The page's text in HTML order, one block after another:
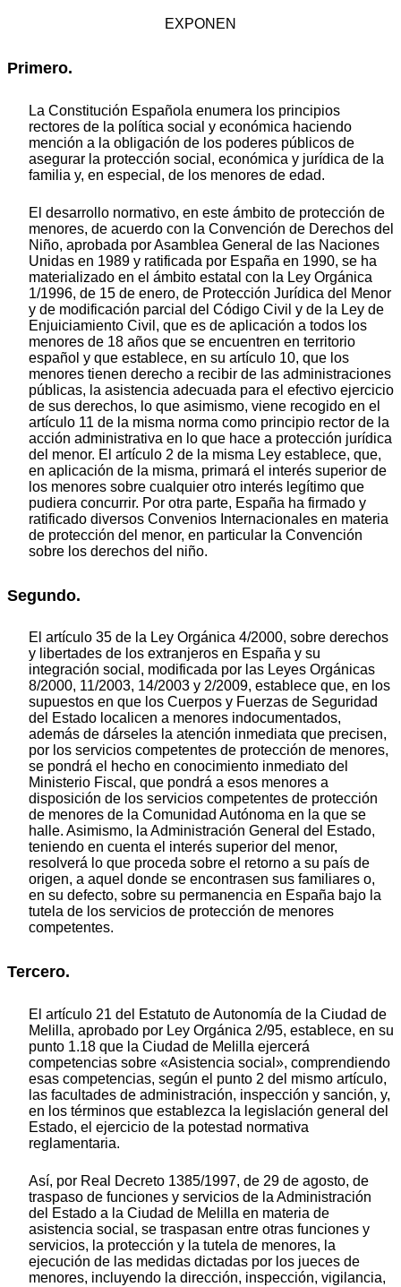
EXPONEN
Primero.
La Constitución Española enumera los principios
rectores de la política social y económica haciendo
mención a la obligación de los poderes públicos de
asegurar la protección social, económica y jurídica de la
familia y, en especial, de los menores de edad.
El desarrollo normativo, en este ámbito de protección de
menores, de acuerdo con la Convención de Derechos del
Niño, aprobada por Asamblea General de las Naciones
Unidas en 1989 y ratificada por España en 1990, se ha
materializado en el ámbito estatal con la Ley Orgánica
1/1996, de 15 de enero, de Protección Jurídica del Menor
y de modificación parcial del Código Civil y de la Ley de
Enjuiciamiento Civil, que es de aplicación a todos los
menores de 18 años que se encuentren en territorio
español y que establece, en su artículo 10, que los
menores tienen derecho a recibir de las administraciones
públicas, la asistencia adecuada para el efectivo ejercicio
de sus derechos, lo que asimismo, viene recogido en el
artículo 11 de la misma norma como principio rector de la
acción administrativa en lo que hace a protección jurídica
del menor. El artículo 2 de la misma Ley establece, que,
en aplicación de la misma, primará el interés superior de
los menores sobre cualquier otro interés legítimo que
pudiera concurrir. Por otra parte, España ha firmado y
ratificado diversos Convenios Internacionales en materia
de protección del menor, en particular la Convención
sobre los derechos del niño.
Segundo.
El artículo 35 de la Ley Orgánica 4/2000, sobre derechos
y libertades de los extranjeros en España y su
integración social, modificada por las Leyes Orgánicas
8/2000, 11/2003, 14/2003 y 2/2009, establece que, en los
supuestos en que los Cuerpos y Fuerzas de Seguridad
del Estado localicen a menores indocumentados,
además de dárseles la atención inmediata que precisen,
por los servicios competentes de protección de menores,
se pondrá el hecho en conocimiento inmediato del
Ministerio Fiscal, que pondrá a esos menores a
disposición de los servicios competentes de protección
de menores de la Comunidad Autónoma en la que se
halle. Asimismo, la Administración General del Estado,
teniendo en cuenta el interés superior del menor,
resolverá lo que proceda sobre el retorno a su país de
origen, a aquel donde se encontrasen sus familiares o,
en su defecto, sobre su permanencia en España bajo la
tutela de los servicios de protección de menores
competentes.
Tercero.
El artículo 21 del Estatuto de Autonomía de la Ciudad de
Melilla, aprobado por Ley Orgánica 2/95, establece, en su
punto 1.18 que la Ciudad de Melilla ejercerá
competencias sobre «Asistencia social», comprendiendo
esas competencias, según el punto 2 del mismo artículo,
las facultades de administración, inspección y sanción, y,
en los términos que establezca la legislación general del
Estado, el ejercicio de la potestad normativa
reglamentaria.
Así, por Real Decreto 1385/1997, de 29 de agosto, de
traspaso de funciones y servicios de la Administración
del Estado a la Ciudad de Melilla en materia de
asistencia social, se traspasan entre otras funciones y
servicios, la protección y la tutela de menores, la
ejecución de las medidas dictadas por los jueces de
menores, incluyendo la dirección, inspección, vigilancia,